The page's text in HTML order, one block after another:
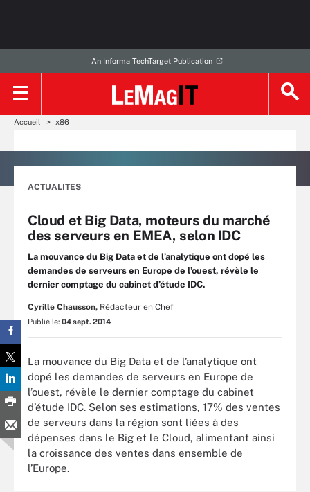
An Informa TechTarget Publication
Accueil x86
ACTUALITES
Cloud et Big Data, moteurs du marché
des serveurs en EMEA, selon IDC
La mouvance du Big Data et de l’analytique ont dopé les
demandes de serveurs en Europe de l’ouest, révèle le
dernier comptage du cabinet d’étude IDC.
Cyrille Chausson, Rédacteur en Chef
Publié le: 04 sept. 2014
La mouvance du Big Data et de l’analytique ont
dopé les demandes de serveurs en Europe de
l’ouest, révèle le dernier comptage du cabinet
d’étude IDC. Selon ses estimations, 17% des ventes
de serveurs dans la région sont liées à des
dépenses dans le Big et le Cloud, alimentant ainsi
la croissance des ventes dans ensemble de
l’Europe.